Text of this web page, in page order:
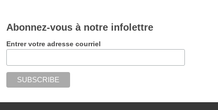
Abonnez-vous à notre infolettre
Entrer votre adresse courriel